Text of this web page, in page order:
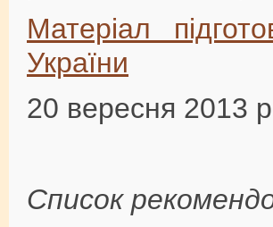
Матеріал
України
20 вересня 2013
Список